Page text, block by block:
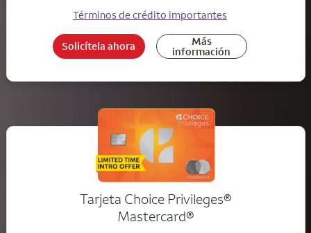
Términos de crédito importantes
Solicítela ahora Más
información
Tarjeta Choice Privileges®
Mastercard®